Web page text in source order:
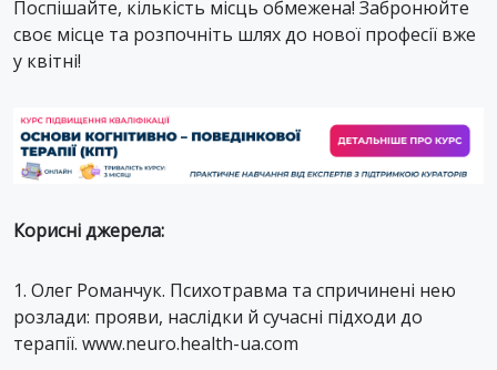
Поспішайте, кількість місць обмежена! Забронюйте
своє місце та розпочніть шлях до нової професії вже
у квітні!
Корисні джерела:
1. Олег Романчук. Психотравма та спричинені нею
розлади: прояви, наслідки й сучасні підходи до
терапії. www.neuro.health-ua.com